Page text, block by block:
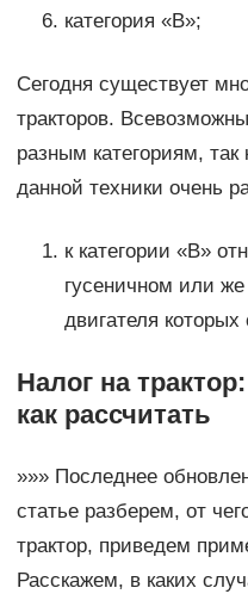
категория «В»;
Сегодня существует
тракторов.
разным категориям, так
данной техники очень
к категории «В»
гусеничном или
двигателя которых
Налог на
как рассчитать
»»» Последнее
статье разберем, от
трактор, приведем
Расскажем, в каких